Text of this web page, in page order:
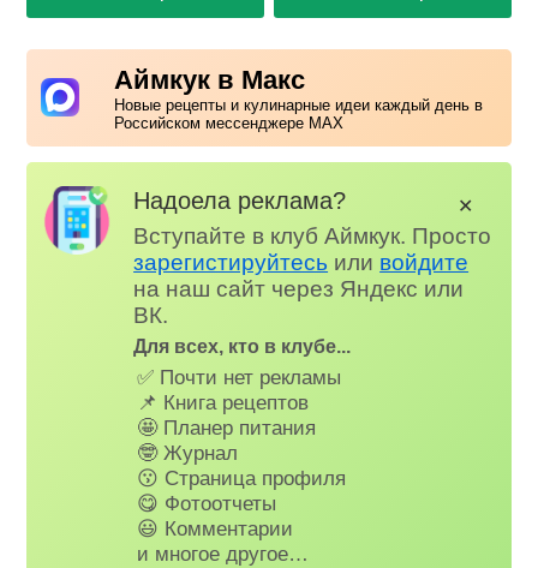
Аймкук в Макс
Новые рецепты и кулинарные идеи каждый день в
Российском мессенджере MAX
Надоела реклама?
Вступайте в клуб Аймкук. Просто
зарегистируйтесь или войдите
на наш сайт через Яндекс или
ВК.
Для всех, кто в клубе...
✅ Почти нет рекламы
📌 Книга рецептов
🤩 Планер питания
🤓 Журнал
😗 Страница профиля
😋 Фотоотчеты
😃 Комментарии
и многое другое…
✕